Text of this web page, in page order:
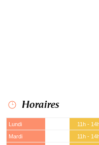
Horaires
Lundi 11h -
Mardi
11h -